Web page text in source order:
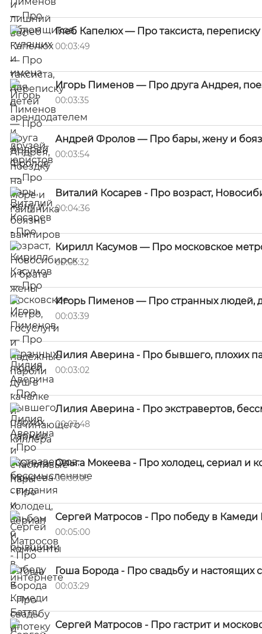
Глеб Капелюх — Про таксиста,
00:03:49
Игорь Пименов — Про друга Андрея,
00:03:35
Андрей Фролов — Про бары, жену и
00:03:54
Виталий Косарев - Про возраст,
00:04:36
Кирилл Касумов — Про московское
00:03:32
Игорь Пименов — Про странных людей,
00:03:39
Лилия Аверина - Про бывшего, плохих
00:03:02
Лилия Аверина - Про экстравертов,
00:03:48
Ольга Мокеева - Про холодец, сериал и
00:03:05
Сергей Матросов - Про победу в Камеди
00:05:00
Гоша Борода - Про свадьбу и настоящих
00:03:29
Сергей Матросов - Про гастрит и